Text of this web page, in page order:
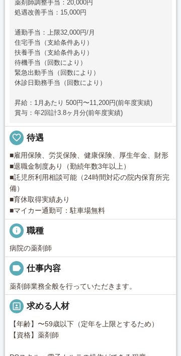
薬剤師調整手当：20,000円
処遇改善手当：15,000円
通勤手当：上限32,000円/月
住宅手当（支給条件あり）
扶養手当（支給条件あり）
待機手当（回数により）
緊急出動手当（回数により）
休診日勤務手当（回数により）
昇給：1月あたり 500円〜11,200円(前年度実績)
賞与：年2回計3.8ヶ月分(前年度実績)
favorite_border 待遇
■雇用保険、労災保険、健康保険、厚生年金、財形
■退職金制度あり（勤続年数3年以上）
■託児所利用相談可能（24時間対応の院内保育所完
備）
■育休取得実績あり
■マイカー通勤可：駐車場無料
info 職種
病院の薬剤師
label 仕事内容
薬剤師業務全般を行っていただきます。
portrait 求める人材
【年齢】〜59歳以下（定年を上限とするため）
【資格】薬剤師